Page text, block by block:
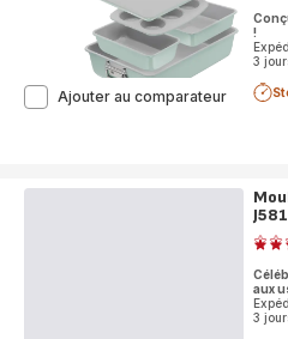
!
3
Ajouter au comparateur
Note
aux
3